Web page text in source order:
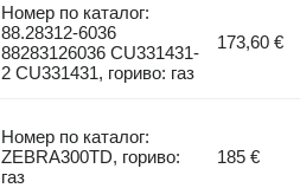
Номер по каталог:
88.28312-6036
88283126036 CU331431-
2 CU331431, гориво: газ
173,60 €
Номер по каталог:
ZEBRA300TD, гориво:
газ
185 €